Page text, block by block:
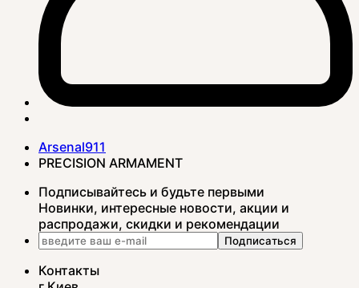
Arsenal911
PRECISION ARMAMENT
Подписывайтесь и будьте первыми
Новинки, интересные новости, акции и
распродажи, скидки и рекомендации
Подписаться
Контакты